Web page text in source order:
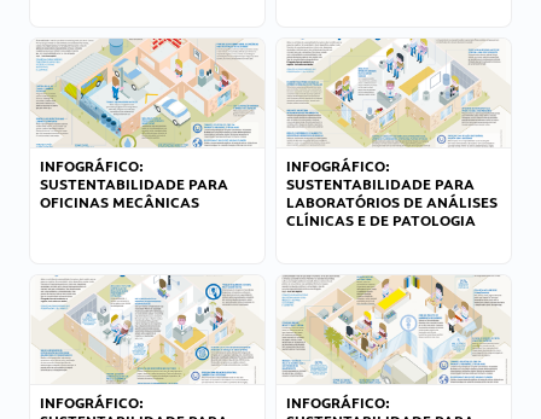
INFOGRÁFICO:
SUSTENTABILIDADE PARA
OFICINAS MECÂNICAS
INFOGRÁFICO:
SUSTENTABILIDADE PARA
LABORATÓRIOS DE ANÁLISES
CLÍNICAS E DE PATOLOGIA
INFOGRÁFICO:
INFOGRÁFICO: